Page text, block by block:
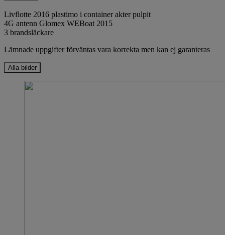
Livflotte 2016 plastimo i container akter pulpit
4G antenn Glomex WEBoat 2015
3 brandsläckare
Lämnade uppgifter förväntas vara korrekta men kan ej garanteras
Alla bilder